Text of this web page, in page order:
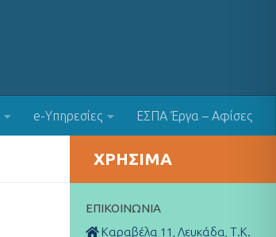
e-Υπηρεσίες ΕΣΠΑ Έργα – Αφίσες
ΧΡΉΣΙΜΑ
ΕΠΙΚΟΙΝΩΝΊΑ
Καραβέλα 11, Λευκάδα, Τ.Κ.